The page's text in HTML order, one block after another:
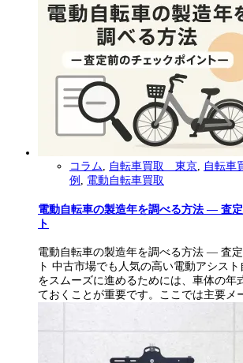
コラム, 自転車買取 東京, 自転車
例 , 電動自転車買取
電動自転車の製造年を調べる方法 ― 査
ト
電動自転車の製造年を調べる方法 ― 査
ト 中古市場でも人気の高い電動アシス
をスムーズに進めるためには、車体の年
ておくことが重要です。ここでは主要メ